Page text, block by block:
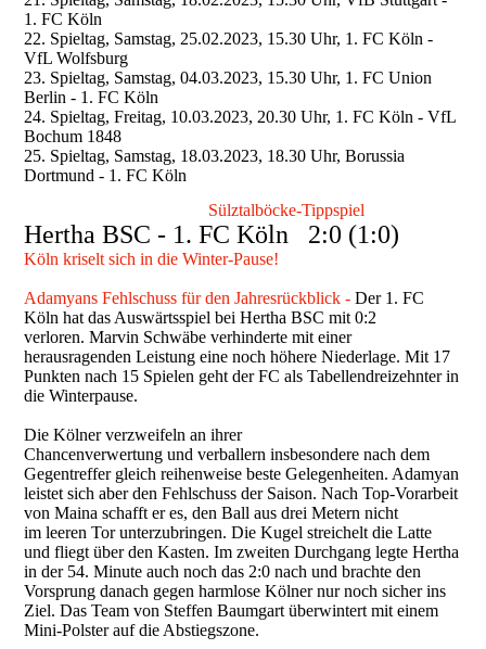
1. FC Köln
22. Spieltag, Samstag, 25.02.2023, 15.30 Uhr, 1. FC Köln -
VfL Wolfsburg
23. Spieltag, Samstag, 04.03.2023, 15.30 Uhr, 1. FC Union
Berlin - 1. FC Köln
24. Spieltag, Freitag, 10.03.2023, 20.30 Uhr, 1. FC Köln - VfL
Bochum 1848
25. Spieltag, Samstag, 18.03.2023, 18.30 Uhr, Borussia
Dortmund - 1. FC Köln
Sülztalböcke-Tippspiel
Hertha BSC - 1. FC Köln 2:0 (1:0)
Köln kriselt sich in die Winter-Pause!
Adamyans Fehlschuss für den Jahresrückblick -Der 1. FC
Köln hat das Auswärtsspiel bei Hertha BSC mit 0:2
verloren. Marvin Schwäbe verhinderte mit einer
herausragenden Leistung eine noch höhere Niederlage. Mit 17
Punkten nach 15 Spielen geht der FC als Tabellendreizehnter in
die Winterpause.
Die Kölner verzweifeln an ihrer
Chancenverwertung und verballern insbesondere nach dem
Gegentreffer gleich reihenweise beste Gelegenheiten. Adamyan
leistet sich aber den Fehlschuss der Saison. Nach Top-Vorarbeit
von Maina schafft er es, den Ball aus drei Metern nicht
im leeren Tor unterzubringen. Die Kugel streichelt die Latte
und fliegt über den Kasten. Im zweiten Durchgang legte Hertha
in der 54. Minute auch noch das 2:0 nach und brachte den
Vorsprung danach gegen harmlose Kölner nur noch sicher ins
Ziel. Das Team von Steffen Baumgart überwintert mit einem
Mini-Polster auf die Abstiegszone.